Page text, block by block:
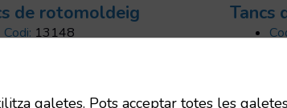
de rotomoldeig
Codi: 13148
Tancs
galetes. Pots acceptar totes les